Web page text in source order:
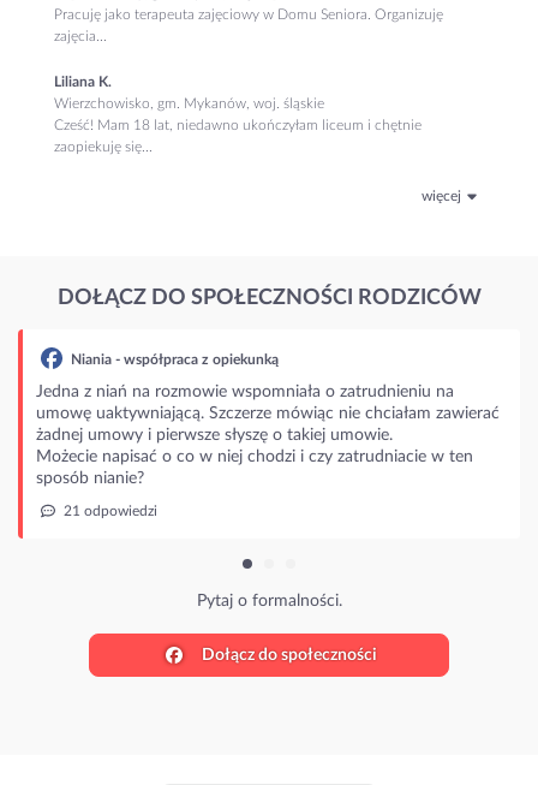
Pracuję jako terapeuta zajęciowy w Domu Seniora. Organizuję
zajęcia...
Liliana K.
Wierzchowisko, gm. Mykanów, woj. śląskie
Cześć! Mam 18 lat, niedawno ukończyłam liceum i chętnie
zaopiekuję się...
więcej
DOŁĄCZ DO SPOŁECZNOŚCI RODZICÓW
współpraca z opiekunką
na rozmowie wspomniała o zatrudnieniu na
Szczerze mówiąc nie chciałam zawierać
i pierwsze słyszę o takiej umowie.
o co w niej chodzi i czy zatrudniacie w ten
Pytaj o formalności.
Dołącz do społeczności